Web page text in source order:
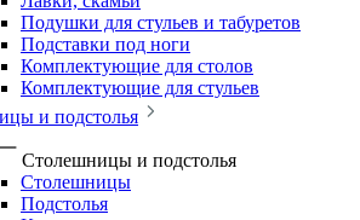
Подушки для стульев и табуретов
Подставки под ноги
Комплектующие для столов
Комплектующие для стульев
и подстолья
Столешницы и подстолья
Столешницы
Подстолья